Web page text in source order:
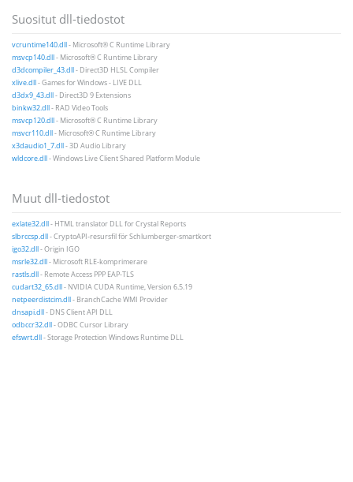
Suositut dll-tiedostot
vcruntime140.dll- Microsoft® C Runtime Library
msvcp140.dll- Microsoft® C Runtime Library
d3dcompiler_43.dll- Direct3D HLSL Compiler
xlive.dll- Games for Windows - LIVE DLL
d3dx9_43.dll- Direct3D 9 Extensions
binkw32.dll- RAD Video Tools
msvcp120.dll- Microsoft® C Runtime Library
msvcr110.dll- Microsoft® C Runtime Library
x3daudio1_7.dll- 3D Audio Library
wldcore.dll- Windows Live Client Shared Platform Module
Muut dll-tiedostot
exlate32.dll- HTML translator DLL for Crystal Reports
slbrccsp.dll- CryptoAPI-resursfil för Schlumberger-smartkort
igo32.dll- Origin IGO
msrle32.dll- Microsoft RLE-komprimerare
rastls.dll- Remote Access PPP EAP-TLS
cudart32_65.dll- NVIDIA CUDA Runtime, Version 6.5.19
netpeerdistcim.dll- BranchCache WMI Provider
dnsapi.dll- DNS Client API DLL
odbccr32.dll- ODBC Cursor Library
efswrt.dll- Storage Protection Windows Runtime DLL